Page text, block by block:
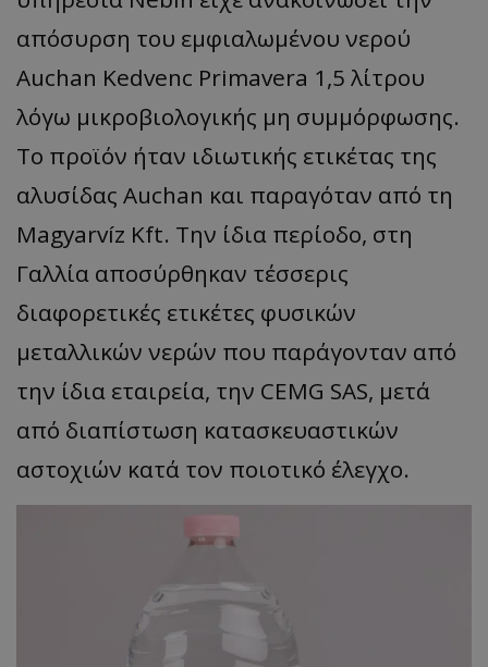
απόσυρση του εμφιαλωμένου νερού
Auchan Kedvenc Primavera 1,5 λίτρου
λόγω μικροβιολογικής μη συμμόρφωσης.
Το προϊόν ήταν ιδιωτικής ετικέτας της
αλυσίδας Auchan και παραγόταν από τη
Magyarvíz Kft. Την ίδια περίοδο, στη
Γαλλία αποσύρθηκαν τέσσερις
διαφορετικές ετικέτες φυσικών
μεταλλικών νερών που παράγονταν από
την ίδια εταιρεία, την CEMG SAS, μετά
από διαπίστωση κατασκευαστικών
αστοχιών κατά τον ποιοτικό έλεγχο.